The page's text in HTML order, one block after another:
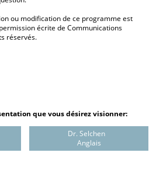
ou modification de ce programme est
écrite de Communications
réservés.
que vous désirez visionner:
Dr. Selchen
Anglais